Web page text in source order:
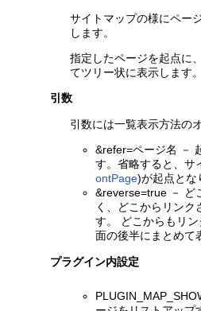
サイトマップの様にペー
します。
指定したページを起点に
てツリー状に表示します。
引数
引数には一覧表示方法の
&refer=ページ名 －
す。省略すると、サ
ontPage)が起点とな
&reverse=true － ど
く、どこからリンク
す。 どこからもリ
面の後半にまとめて
プラグイン内設定